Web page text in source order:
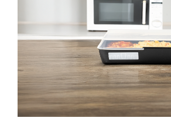
Chinook™インレイ
容器を支える革新的
術
News RFID